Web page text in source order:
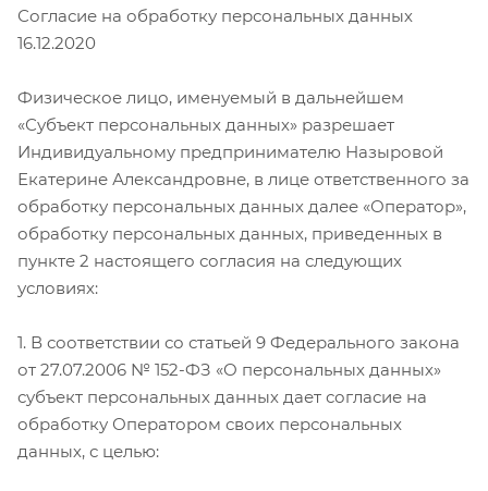
Согласие на обработку персональных данных
16.12.2020
Физическое лицо, именуемый в дальнейшем
«Субъект персональных данных» разрешает
Индивидуальному предпринимателю Назыровой
Екатерине Александровне, в лице ответственного за
обработку персональных данных далее «Оператор»,
обработку персональных данных, приведенных в
пункте 2 настоящего согласия на следующих
условиях:
1. В соответствии со статьей 9 Федерального закона
от 27.07.2006 № 152-ФЗ «О персональных данных»
субъект персональных данных дает согласие на
обработку Оператором своих персональных
данных, с целью: